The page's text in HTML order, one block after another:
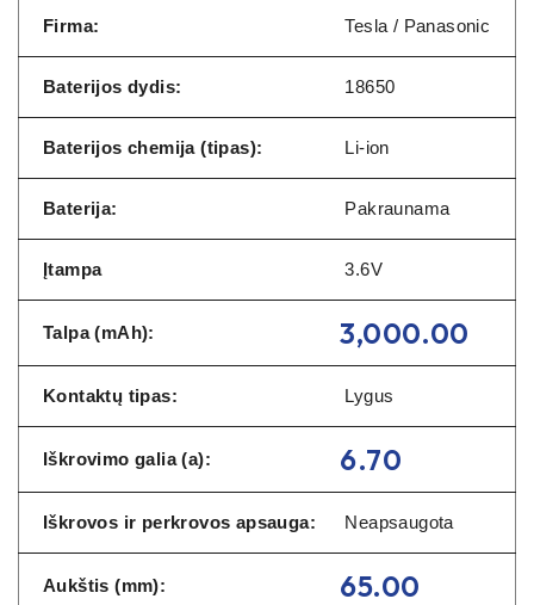
Firma: Tesla / Panasonic
Baterijos dydis: 18650
Baterijos chemija (tipas): Li-ion
Baterija: Pakraunama
Įtampa 3.6V
Talpa (mAh): 3,000.00
Kontaktų tipas: Lygus
Iškrovimo galia (a): 6.70
Iškrovos ir perkrovos apsauga: Neapsaugota
Aukštis (mm): 65.00